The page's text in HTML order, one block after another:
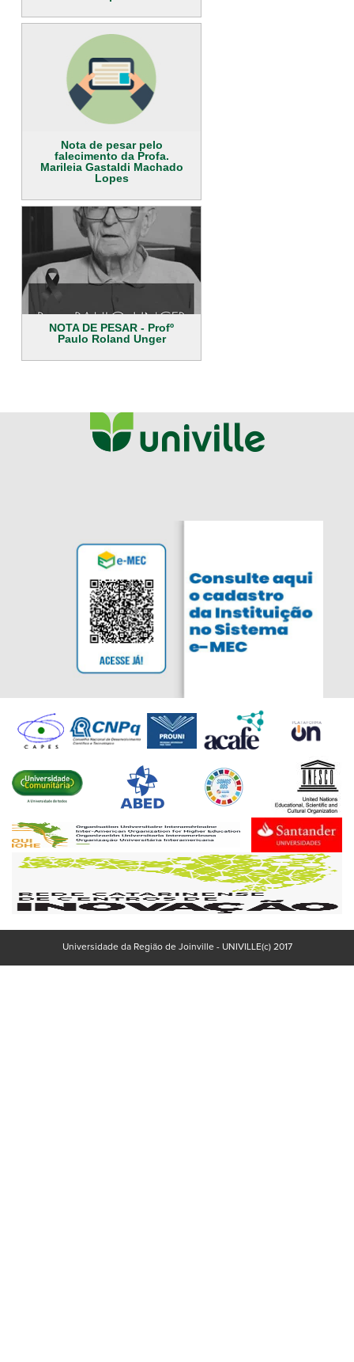
Nota de pesar pelo
falecimento da Profa.
Marileia Gastaldi Machado
Lopes
NOTA DE PESAR - Profº
Paulo Roland Unger
Universidade da Região de Joinville - UNIVILLE(c) 2017